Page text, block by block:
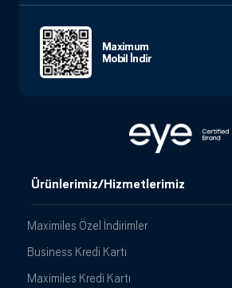
Ürünlerimiz/Hizmetlerimiz
Maximiles Özel İndirimler
Business Kredi Kartı
Maximiles Kredi Kartı
Maximum
Mobil İndir